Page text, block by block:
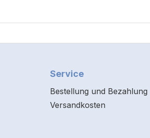
Service
Bestellung und Bezahlung
Versandkosten